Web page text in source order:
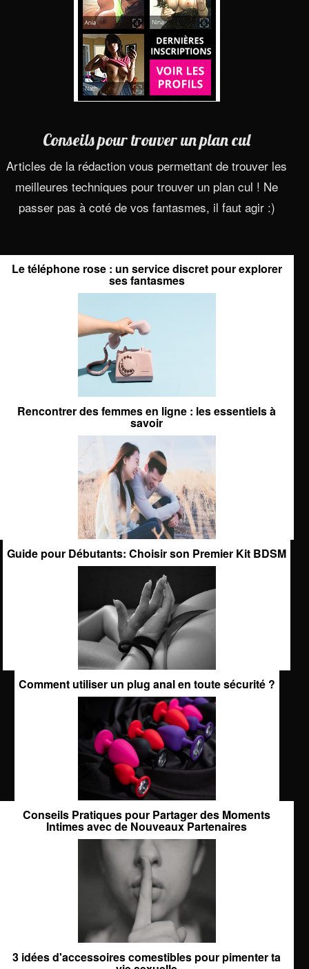
Conseils pour trouver un plan cul
Articles de la rédaction vous permettant de trouver les
meilleures techniques pour trouver un plan cul ! Ne
passer pas à coté de vos fantasmes, il faut agir :)
Le téléphone rose : un service discret pour explorer
ses fantasmes
Rencontrer des femmes en ligne : les essentiels à
savoir
Guide pour Débutants: Choisir son Premier Kit BDSM
Comment utiliser un plug anal en toute sécurité ?
Conseils Pratiques pour Partager des Moments
Intimes avec de Nouveaux Partenaires
3 idées d'accessoires comestibles pour pimenter ta